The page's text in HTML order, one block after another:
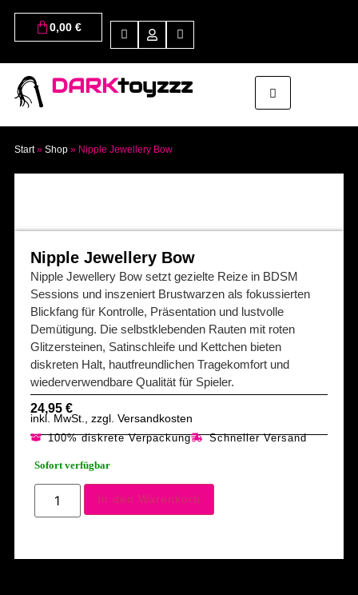
0,00 €
DARKtoyzzz
Start» Shop» Nipple Jewellery Bow
Nipple Jewellery Bow
Nipple Jewellery Bow setzt gezielte Reize in BDSM
Sessions und inszeniert Brustwarzen als fokussierten
Blickfang für Kontrolle, Präsentation und lustvolle
Demütigung. Die selbstklebenden Rauten mit roten
Glitzersteinen, Satinschleife und Kettchen bieten
diskreten Halt, hautfreundlichen Tragekomfort und
wiederverwendbare Qualität für Spieler.
24,95 €
inkl. MwSt., zzgl. Versandkosten
100% diskrete Verpackung Schneller Versand
Sofort verfügbar
In den Warenkorb